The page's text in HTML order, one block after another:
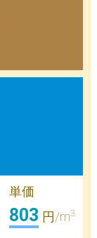
単価
803 円/m3